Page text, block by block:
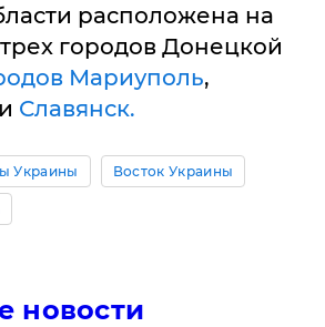
расположена на
городов Донецкой
Мариуполь,
и Славянск.
Украины Восток Украины
новости